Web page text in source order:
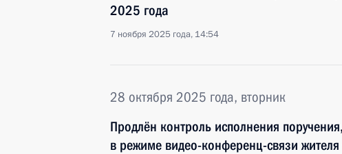
2025 года
7 ноября 2025 года, 14:54
28 октября 2025 года, вторник
Продлён контроль исполнения
в режиме видео-конференц-связи